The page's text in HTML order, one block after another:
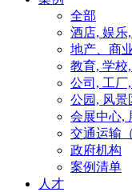
全部
酒店, 娱乐
地产、商
教育, 学校,
公司, 工厂
公园, 风景
会展中心,
交通运输
政府机构
案例清单
人才